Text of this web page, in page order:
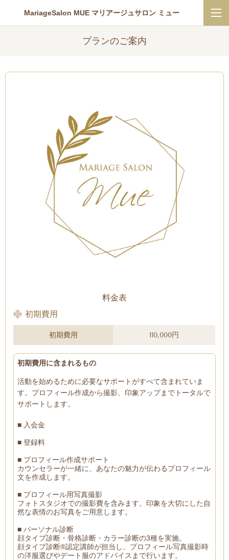
MariageSalon MUE マリアージュサロン ミュー
プランのご案内
料金表
初期費用
初期費用 110,000円
初期費用に含まれるもの
活動を始めるために必要なサポートがすべて含まれていま
す。プロフィール作成から撮影、印象アップまでトータルで
サポートします。
■ 入会金
■ 登録料
■ プロフィール作成サポート
カウンセラーが一緒に、あなたの魅力が伝わるプロフィール
文を作成します。
■ プロフィール用写真撮影
フォトスタジオでの撮影費を含みます。 印象を大切にした自
然な表情のお写真をご用意します。
■ パーソナル診断
顔タイプ診断・骨格診断・カラー診断の3種を実施。
顔タイプ診断®認定講師が担当し、 プロフィール写真撮影時
の洋服選びやデート服のアドバイスまで行います。